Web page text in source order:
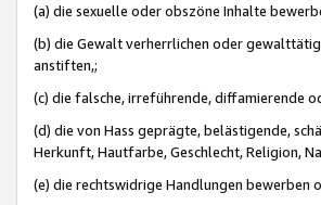
(a) die sexuelle oder obszöne Inhalte
(b) die Gewalt verherrlichen oder
anstiften,;
(c) die falsche, irreführende, diffamierende
(d) die von Hass geprägte, belästigende,
Herkunft, Hautfarbe, Geschlecht, Religion,
(e) die rechtswidrige Handlungen bewerben